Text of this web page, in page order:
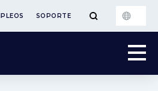
SOPORTE